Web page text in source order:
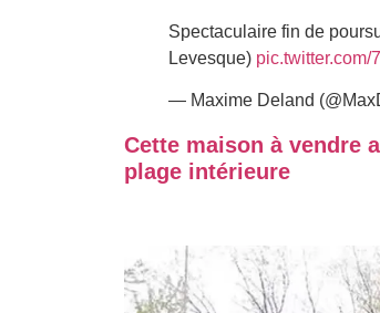
Spectaculaire fin de
Levesque) pic.twitter.com/
— Maxime Deland
Cette maison à vendre
plage intérieure